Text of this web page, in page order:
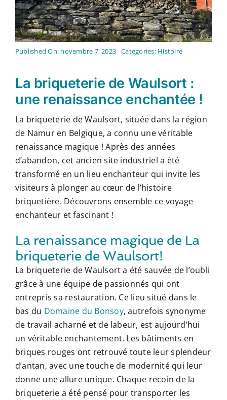
Contact
Français
Published On: novembre 7, 2023 Categories: Histoire
La briqueterie de Waulsort :
une renaissance enchantée !
La briqueterie de Waulsort, située dans la région
de Namur en Belgique, a connu une véritable
renaissance magique ! Après des années
d’abandon, cet ancien site industriel a été
transformé en un lieu enchanteur qui invite les
visiteurs à plonger au cœur de l’histoire
briquetière. Découvrons ensemble ce voyage
enchanteur et fascinant !
La renaissance magique de La
briqueterie de Waulsort!
La briqueterie de Waulsort a été sauvée de l’oubli
grâce à une équipe de passionnés qui ont
entrepris sa restauration. Ce lieu situé dans le
bas du Domaine du Bonsoy, autrefois synonyme
de travail acharné et de labeur, est aujourd’hui
un véritable enchantement. Les bâtiments en
briques rouges ont retrouvé toute leur splendeur
d’antan, avec une touche de modernité qui leur
donne une allure unique. Chaque recoin de la
briqueterie a été pensé pour transporter les